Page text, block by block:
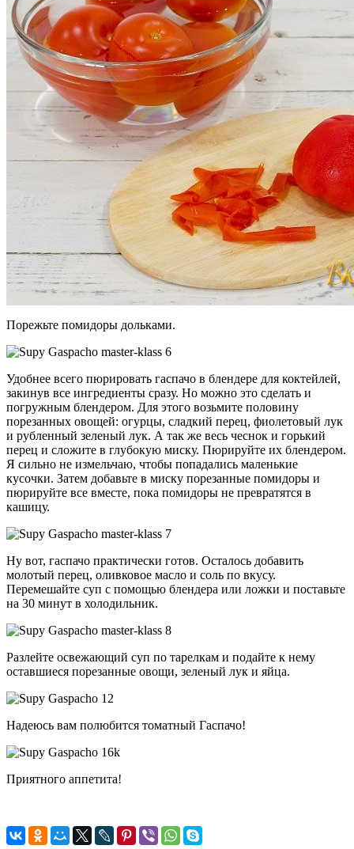
Порежьте помидоры дольками.
Удобнее всего пюрировать гаспачо в блендере для коктейлей,
закинув все ингредиенты сразу. Но можно это сделать и
погружным блендером. Для этого возьмите половину
порезанных овощей: огурцы, сладкий перец, фиолетовый лук
и рубленный зеленый лук. А так же весь чеснок и горький
перец и сложите в глубокую миску. Пюрируйте их блендером.
Я сильно не измельчаю, чтобы попадались маленькие
кусочки. Затем добавьте в миску порезанные помидоры и
пюрируйте все вместе, пока помидоры не превратятся в
кашицу.
Ну вот, гаспачо практически готов. Осталось добавить
молотый перец, оливковое масло и соль по вкусу.
Перемешайте суп с помощью блендера или ложки и поставьте
на 30 минут в холодильник.
Разлейте освежающий суп по тарелкам и подайте к нему
оставшиеся порезанные овощи, зеленый лук и яйца.
Надеюсь вам полюбится томатный Гаспачо!
Приятного аппетита!